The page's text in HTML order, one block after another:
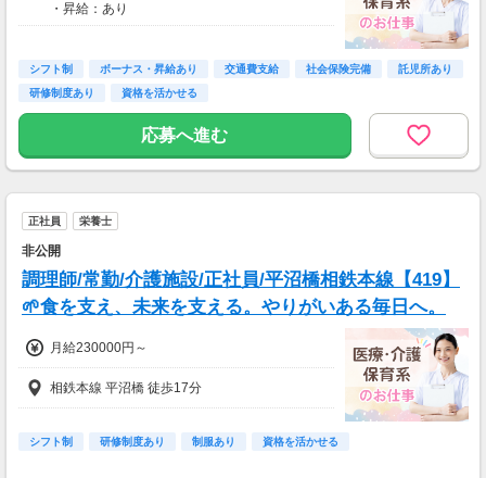
・昇給：あり
・賞与：年2回（過去実績）
・退職金制度あり
シフト制 ボーナス・昇給あり 交通費支給 社会保険完備
託児所あり
研修制度あり
資格を活かせる
応募へ進む
正社員 栄養士
非公開
調理師/常勤/介護施設/正社員/平沼橋相鉄本線【419】
🌱食を支え、未来を支える。やりがいある毎日へ。
月給230000円～
相鉄本線 平沼橋 徒歩17分
シフト制 研修制度あり 制服あり 資格を活かせる